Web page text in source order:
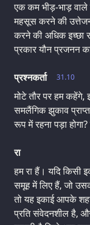
एक कम भीड़-भाड़
महसूस करने की
करने की अधिक
प्रकार यौन प्रजनन
31.10
प्रश्नकर्ता
मोटे तौर पर हम
समलैंगिक झुकाव
रूप में रहना पड़ा
रा
हम रा हैं। यदि किसी
समूह में लिए हैं, जो
तो यह इकाई आपके
प्रति संवेदनशील है,